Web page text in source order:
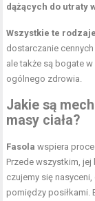
dążących do utraty
Wszystkie te rodzaje
dostarczanie
ale także są bogate
ogólnego zdrowia.
Jakie są
masy ciała?
Fasola wspiera
Przede wszystkim,
czujemy się
pomiędzy posiłkami.